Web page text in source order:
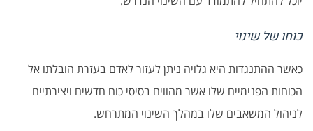
כוחו של שינוי
כאשר ההתנגדות היא גלויה ניתן לעזור לאדם בעזרת הובלתו אל
הכוחות הפנימיים שלו אשר מהווים בסיסי כוח חדשים ויצירתיים
לניהול המשאבים שלו במהלך השינוי המתרחש.